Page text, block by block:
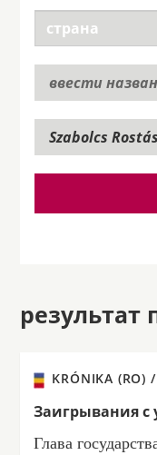
результат
KRÓNIKA (RO)
Заигрывания
Глава